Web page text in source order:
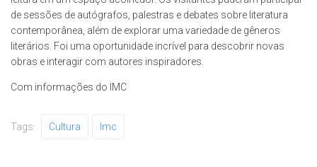
de sessões de autógrafos, palestras e debates sobre literatura
contemporânea, além de explorar uma variedade de gêneros
literários. Foi uma oportunidade incrível para descobrir novas
obras e interagir com autores inspiradores.
Com informações do IMC
Tags: Cultura Imc